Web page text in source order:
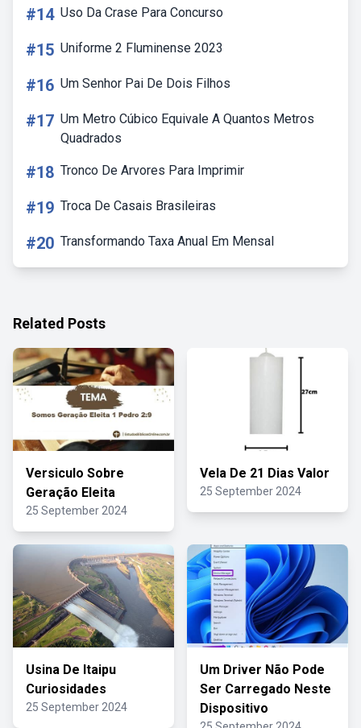
#14 Uso Da Crase Para Concurso
#15 Uniforme 2 Fluminense 2023
#16 Um Senhor Pai De Dois Filhos
#17 Um Metro Cúbico Equivale A Quantos Metros
Quadrados
#18 Tronco De Arvores Para Imprimir
#19 Troca De Casais Brasileiras
#20 Transformando Taxa Anual Em Mensal
Related Posts
Versiculo Sobre
Geração Eleita
25 September 2024
Vela De 21 Dias Valor
25 September 2024
Usina De Itaipu
Curiosidades
25 September 2024
Um Driver Não Pode
Ser Carregado Neste
Dispositivo